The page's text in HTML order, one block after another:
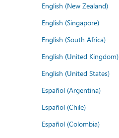
English (New Zealand)
English (Singapore)
English (South Africa)
English (United Kingdom)
English (United States)
Español (Argentina)
Español (Chile)
Español (Colombia)